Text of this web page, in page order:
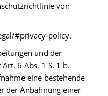
von
#privacy-policy.
und der
6 Abs. 1 S. 1 b.
eine bestehende
der Anbahnung einer